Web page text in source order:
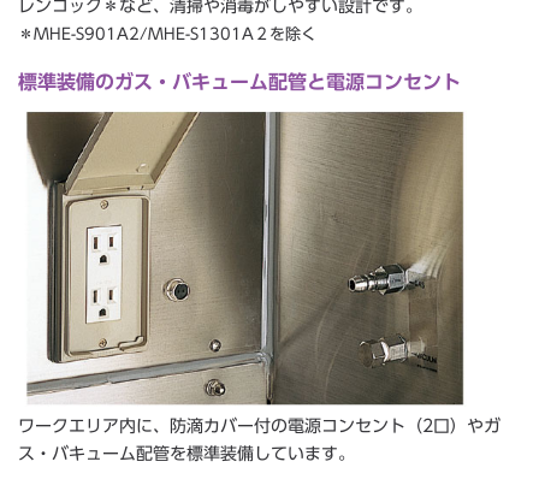
レンコック＊など、清掃や消毒がしやすい設計です。
＊MHE-S901A2/MHE-S1301A２を除く
標準装備のガス・バキューム配管と電源コンセント
ワークエリア内に、防滴カバー付の電源コンセント（2口）やガ
ス・バキューム配管を標準装備しています。